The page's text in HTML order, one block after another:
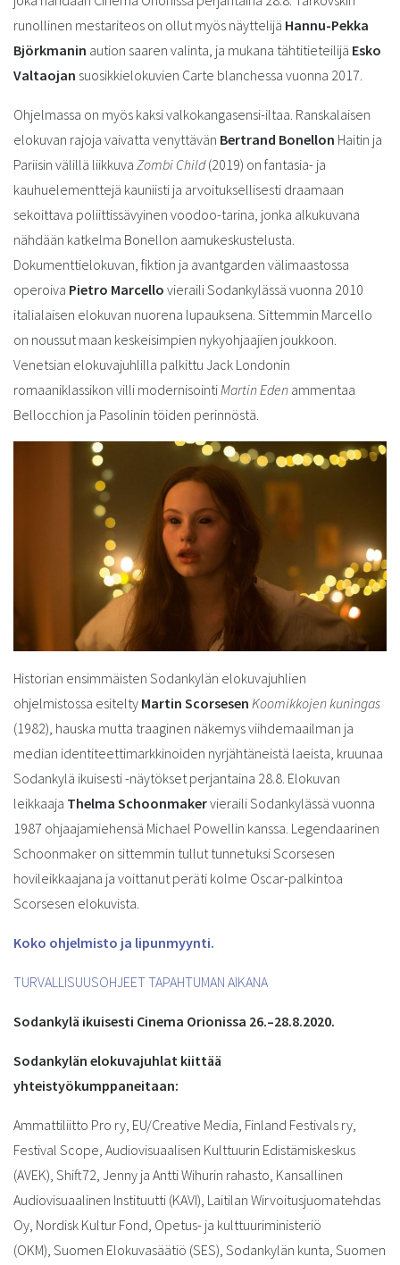
runollinen mestariteos on ollut myös näyttelijä Hannu-Pekka
Björkmanin aution saaren valinta, ja mukana tähtitieteilijä Esko
Valtaojan suosikkielokuvien Carte blanchessa vuonna 2017.
Ohjelmassa on myös kaksi valkokangasensi-iltaa. Ranskalaisen
elokuvan rajoja vaivatta venyttävän Bertrand Bonellon Haitin ja
Pariisin välillä liikkuva Zombi Child(2019) on fantasia- ja
kauhuelementtejä kauniisti ja arvoituksellisesti draamaan
sekoittava poliittissävyinen voodoo-tarina, jonka alkukuvana
nähdään katkelma Bonellon aamukeskustelusta.
Dokumenttielokuvan, fiktion ja avantgarden välimaastossa
operoiva Pietro Marcello vieraili Sodankylässä vuonna 2010
italialaisen elokuvan nuorena lupauksena. Sittemmin Marcello
on noussut maan keskeisimpien nykyohjaajien joukkoon.
Venetsian elokuvajuhlilla palkittu Jack Londonin
romaaniklassikon villi modernisointi Martin Eden ammentaa
Bellocchion ja Pasolinin töiden perinnöstä.
Historian ensimmäisten Sodankylän elokuvajuhlien
ohjelmistossa esitelty Martin Scorsesen Koomikkojen kuningas
(1982), hauska mutta traaginen näkemys viihdemaailman ja
median identiteettimarkkinoiden nyrjähtäneistä laeista, kruunaa
Sodankylä ikuisesti -näytökset perjantaina 28.8. Elokuvan
leikkaaja Thelma Schoonmakervieraili Sodankylässä vuonna
1987 ohjaajamiehensä Michael Powellin kanssa. Legendaarinen
Schoonmaker on sittemmin tullut tunnetuksi Scorsesen
hovileikkaajana ja voittanut peräti kolme Oscar-palkintoa
Scorsesen elokuvista.
Koko ohjelmisto ja lipunmyynti.
TURVALLISUUSOHJEET TAPAHTUMAN AIKANA
Sodankylä ikuisesti Cinema Orionissa 26.–28.8.2020.
Sodankylän elokuvajuhlat kiittää
yhteistyökumppaneitaan:
Ammattiliitto Pro ry, EU/Creative Media, Finland Festivals ry,
Festival Scope, Audiovisuaalisen Kulttuurin Edistämiskeskus
(AVEK), Shift72, Jenny ja Antti Wihurin rahasto, Kansallinen
Audiovisuaalinen Instituutti (KAVI), Laitilan Wirvoitusjuomatehdas
Oy, Nordisk Kultur Fond, Opetus- ja kulttuuriministeriö
(OKM), Suomen Elokuvasäätiö (SES), Sodankylän kunta, Suomen